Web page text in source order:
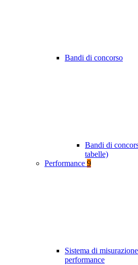
Bandi di concorso
Bandi di
tabelle)
Performance 9
Sistema di
performance